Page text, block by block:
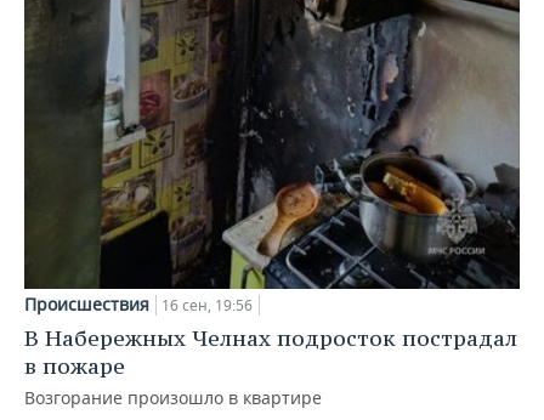
Происшествия 16 сен, 19:56
В Набережных Челнах подросток пострадал
в пожаре
Возгорание произошло в квартире